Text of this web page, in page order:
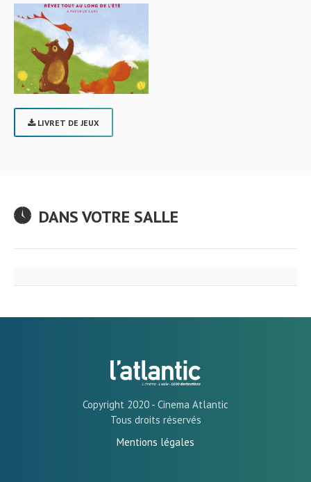
LIVRET DE JEUX
DANS VOTRE SALLE
Copyright 2020 - Cinema Atlantic
Tous droits réservés
Mentions légales